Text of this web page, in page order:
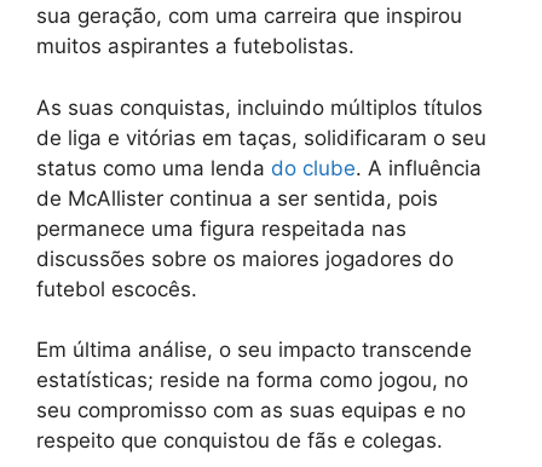
sua geração, com uma carreira que inspirou
muitos aspirantes a futebolistas.
As suas conquistas, incluindo múltiplos títulos
de liga e vitórias em taças, solidificaram o seu
status como uma lenda do clube. A influência
de McAllister continua a ser sentida, pois
permanece uma figura respeitada nas
discussões sobre os maiores jogadores do
futebol escocês.
Em última análise, o seu impacto transcende
estatísticas; reside na forma como jogou, no
seu compromisso com as suas equipas e no
respeito que conquistou de fãs e colegas.